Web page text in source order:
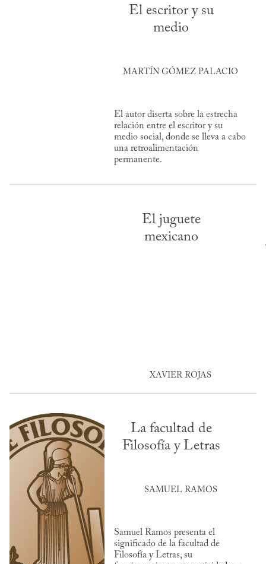
El escritor y su
medio
MARTÍN GÓMEZ PALACIO
El autor diserta sobre la estrecha
relación entre el escritor y su
medio social, donde se lleva a cabo
una retroalimentación
permanente.
El juguete
mexicano
XAVIER ROJAS
La facultad de
Filosofía y Letras
SAMUEL RAMOS
Samuel Ramos presenta el
significado de la facultad de
Filosofía y Letras, su